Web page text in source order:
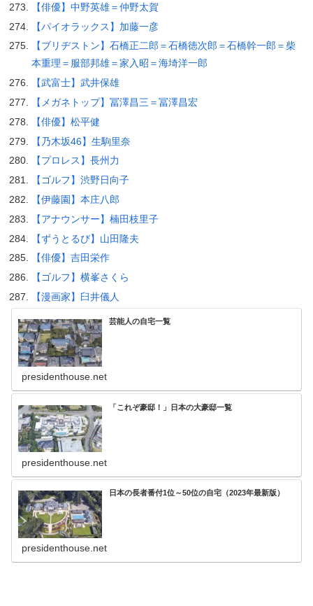
【俳優】中野英雄＝仲野太賀
【パイオラックス】加藤一彦
【ブリヂストン】石橋正二郎＝石橋徳次郎＝石橋幹一郎＝柴
本重理＝服部邦雄＝家入昭＝海埼洋一郎
【武富士】武井保雄
【メガネトップ】冨澤昌三＝冨澤昌宏
【俳優】松平健
【乃木坂46】生駒里奈
【プロレス】長州力
【ゴルフ】渋野日向子
【伊藤園】本庄八郎
【アナウンサー】楠田枝里子
【ずうとるび】山田隆夫
【俳優】吉田栄作
【ゴルフ】横峯さくら
【漫画家】臼井儀人
芸能人の自宅一覧
presidenthouse.net
「これぞ豪邸！」日本の大豪邸一覧
presidenthouse.net
日本の長者番付1位～50位の自宅（2023年最新版）
presidenthouse.net